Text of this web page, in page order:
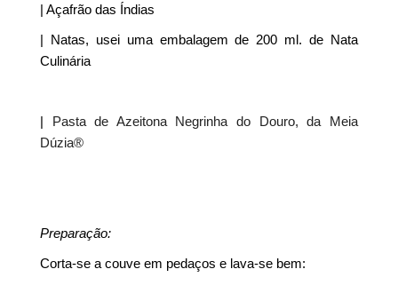
| Açafrão das Índias
| Natas, usei uma embalagem de 200 ml. de Nata
Culinária
| Pasta de Azeitona Negrinha do Douro, da Meia
Dúzia®
Preparação:
Corta-se a couve em pedaços e lava-se bem: